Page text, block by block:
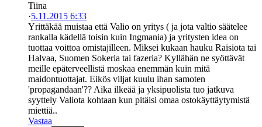
Tiina
·5.11.2015 6:33
Yrittäkää muistaa että Valio on yritys ( ja jota valtio säätelee
rankalla kädellä toisin kuin Ingmania) ja yritysten idea on
tuottaa voittoa omistajilleen. Miksei kukaan hauku Raisiota tai
Halvaa, Suomen Sokeria tai fazeria? Kyllähän ne syöttävät
meille epäterveellistä moskaa enemmän kuin mitä
maidontuottajat. Eikös viljat kuulu ihan samoten
'propagandaan'?? Aika ilkeää ja yksipuolista tuo jatkuva
syyttely Valiota kohtaan kun pitäisi omaa ostokäyttäytymistä
miettiä..
Vastaa